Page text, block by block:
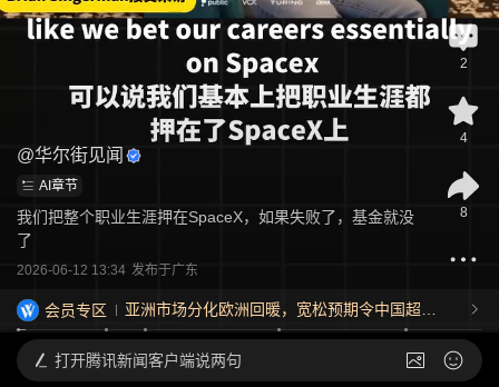
@华尔街见闻
AI章节
我们把整个职业生涯押在SpaceX，如果失败了，基金就没
了
2026-06-12 13:34 发布于广东
会员专区
亚洲市场分化欧洲回暖，宽松预期令中国超长
债收益率下行，韩国估值重估调整非金融危机--
-0806宏观脱水
2
4
8
打开腾讯新闻客户端说两句